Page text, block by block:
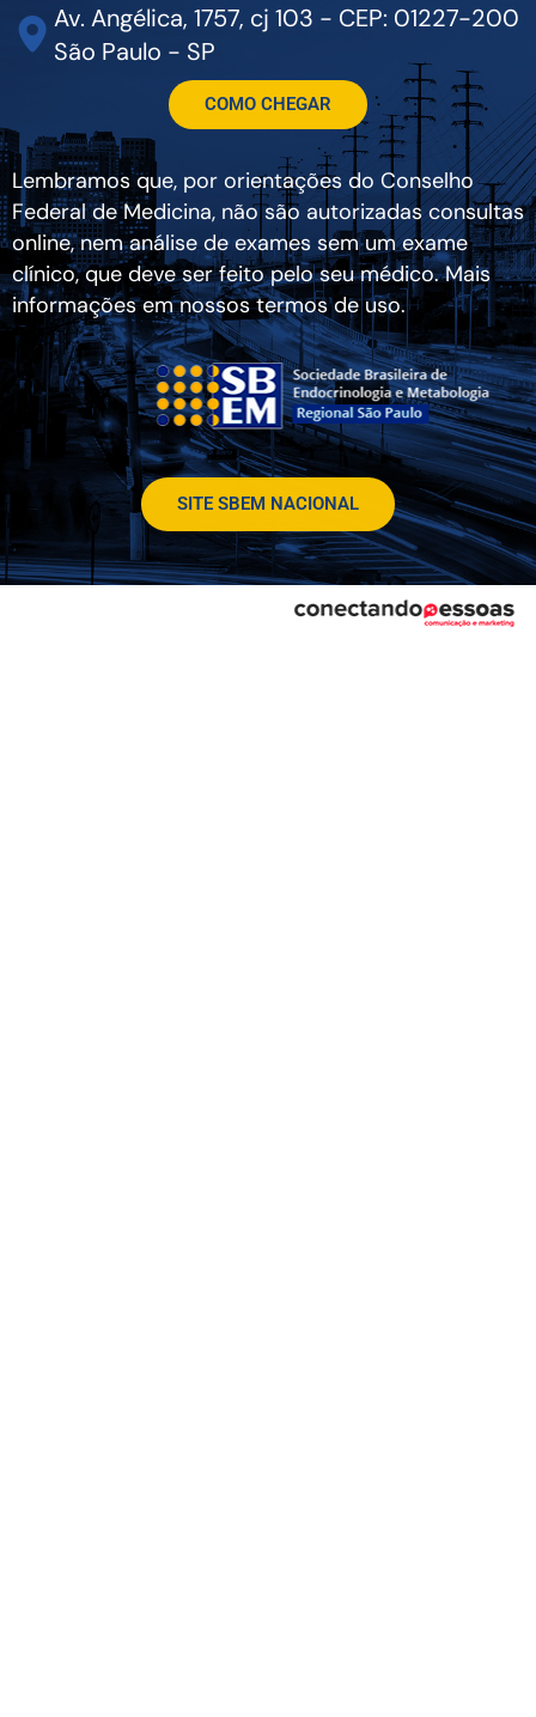
Av. Angélica, 1757, cj 103 - CEP: 01227-200
São Paulo - SP
COMO CHEGAR
Lembramos que, por orientações do Conselho
Federal de Medicina, não são autorizadas consultas
online, nem análise de exames sem um exame
clínico, que deve ser feito pelo seu médico. Mais
informações em nossos termos de uso.
SITE SBEM NACIONAL